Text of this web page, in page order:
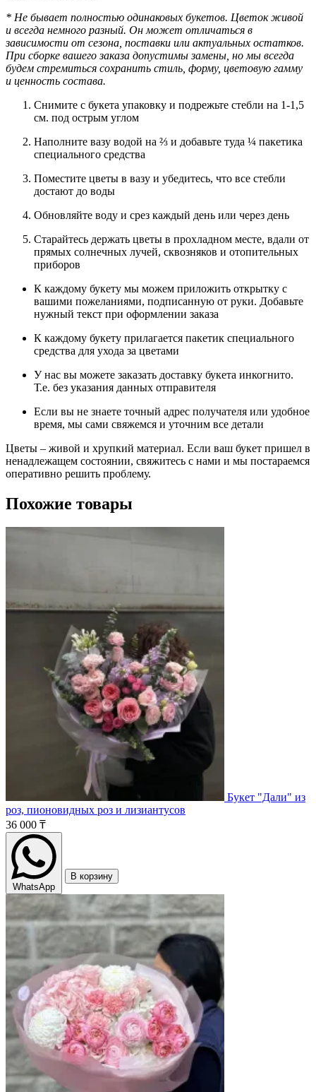
* Не бывает полностью одинаковых букетов. Цветок живой
и всегда немного разный. Он может отличаться в
зависимости от сезона, поставки или актуальных остатков.
При сборке вашего заказа допустимы замены, но мы всегда
будем стремиться сохранить стиль, форму, цветовую гамму
и ценность состава.
Снимите с букета упаковку и подрежьте стебли на 1-1,5
см. под острым углом
Наполните вазу водой на ⅔ и добавьте туда ¼ пакетика
специального средства
Поместите цветы в вазу и убедитесь, что все стебли
достают до воды
Обновляйте воду и срез каждый день или через день
Старайтесь держать цветы в прохладном месте, вдали от
прямых солнечных лучей, сквозняков и отопительных
приборов
К каждому букету мы можем приложить открытку с
вашими пожеланиями, подписанную от руки. Добавьте
нужный текст при оформлении заказа
К каждому букету прилагается пакетик специального
средства для ухода за цветами
У нас вы можете заказать доставку букета инкогнито.
Т.е. без указания данных отправителя
Если вы не знаете точный адрес получателя или удобное
время, мы сами свяжемся и уточним все детали
Цветы – живой и хрупкий материал. Если ваш букет пришел в
ненадлежащем состоянии, свяжитесь с нами и мы постараемся
оперативно решить проблему.
Похожие товары
Букет "Дали" из
роз, пионовидных роз и лизиантусов
36 000 ₸
WhatsApp
В корзину